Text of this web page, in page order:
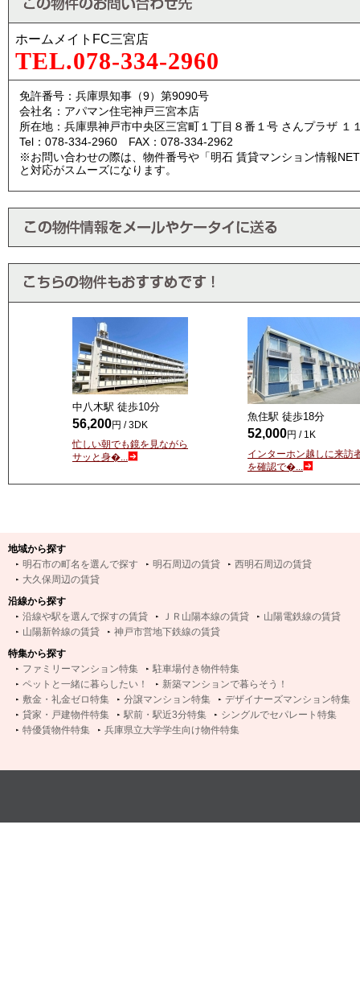
ホームメイトFC三宮店
TEL.078-334-2960
免許番号：兵庫県知事（9）第9090号
会社名：アパマン住宅神戸三宮本店
所在地：兵庫県神戸市中央区三宮町１丁目８番１号 さんプラザ １
Tel：078-334-2960 FAX：078-334-2962
※お問い合わせの際は、物件番号や「明石 賃貸マンション情報
と対応がスムーズになります。
中八木駅 徒歩10分
56,200円 / 3DK
忙しい朝でも鏡を見ながら
サッと身�...
魚住駅 徒歩18分
52,000円 / 1K
インターホン越しに来訪
を確認で�...
地域から探す
明石市の町名を選んで探す
明石周辺の賃貸
西明石周辺の賃貸
大久保周辺の賃貸
沿線から探す
沿線や駅を選んで探すの賃貸
ＪＲ山陽本線の賃貸
山陽電鉄線の賃貸
山陽新幹線の賃貸
神戸市営地下鉄線の賃貸
特集から探す
ファミリーマンション特集
駐車場付き物件特集
ペットと一緒に暮らしたい！
新築マンションで暮らそう！
敷金・礼金ゼロ特集
分譲マンション特集
デザイナーズマンション特集
貸家・戸建物件特集
駅前・駅近3分特集
シングルでセパレート特集
特優賃物件特集
兵庫県立大学学生向け物件特集